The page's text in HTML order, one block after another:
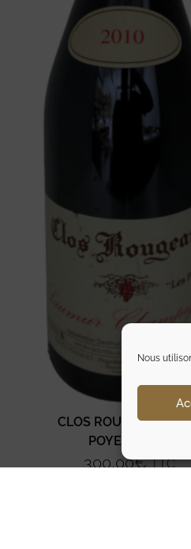
Nous
CLOS ROUGEARD –
POYEUX 2010
300,00€ TTC